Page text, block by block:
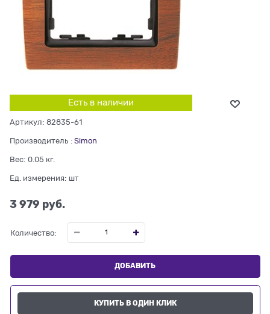
Есть в наличии
Артикул: 82835-61
Производитель : Simon
Вес: 0.05 кг.
Ед. измерения: шт
3 979 руб.
Количество:
ДОБАВИТЬ
КУПИТЬ В ОДИН КЛИК